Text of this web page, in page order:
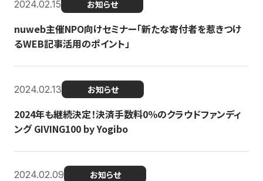
2024.02.15 お知らせ
nuweb主催NPO向けセミナー「新たな寄付者を惹きつけ
るWEB記事活用のポイント」
2024.02.13 お知らせ
2024年も継続決定！決済手数料0％のクラウドファンディ
ング GIVING100 by Yogibo
2024.02.09 お知らせ